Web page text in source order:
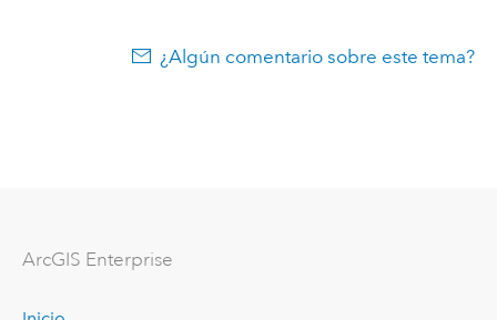
¿Algún comentario sobre este tema?
ArcGIS Enterprise